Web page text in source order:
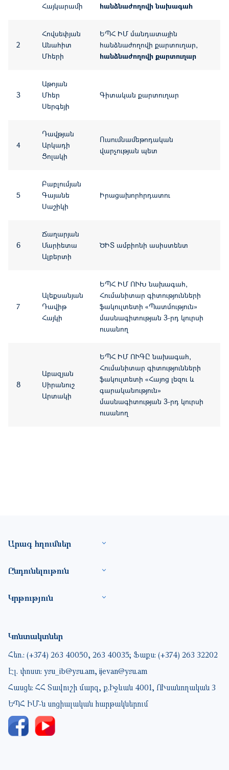
Հայկարամի
հանձնաժողովի նախագահ
2
Հովսեփյան
Անահիտ
Մհերի
ԵՊՀ ԻՄ մանդատային
հանձնաժողովի քարտուղար,
հանձնաժողովի քարտուղար
3
Աթոյան
Մհեր
Սերգեյի
Գիտական քարտուղար
4
Դավթյան
Արկադի
Ցոլակի
Ուսումնամեթոդական
վարչության պետ
5
Բաբլումյան
Գայանե
Սաշիկի
Իրացախորհրդատու
6
Ճաղարյան
Մարիետա
Ալբերտի
ԾԻՏ ամբիոնի ասիստենտ
7
Ալեքսանյան
Դավիթ
Հայկի
ԵՊՀ ԻՄ ՈՒԽ նախագահ,
Հումանիտար գիտությունների
ֆակուլտետի «Պատմություն»
մասնագիտության 3-րդ կուրսի
ուսանող
8
Աբազյան
Սիրանուշ
Արտակի
ԵՊՀ ԻՄ ՈՒԳԸ նախագահ,
Հումանիտար գիտությունների
ֆակուլտետի «Հայոց լեզու և
գարականություն»
մասնագիտության 3-րդ կուրսի
ուսանող
Footer site information
Արագ հղումներ
Ընդունելութուն
Կրթություն
Կոնտակտներ
Հեռ.: (+374) 263 40050, 263 40035; Ֆաքս: (+374) 263 32202
Էլ. փոստ: ysu_ib@ysu.am, ijevan@ysu.am
Հասցե: ՀՀ Տավուշի մարզ, ք.Իջևան 4001, ՈՒսանողական 3
ԵՊՀ ԻՄ-ն սոցիալական հարթակներում